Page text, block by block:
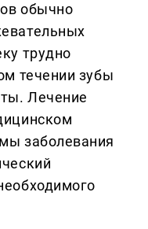
обычно
трудно
течении зубы
Лечение
заболевания